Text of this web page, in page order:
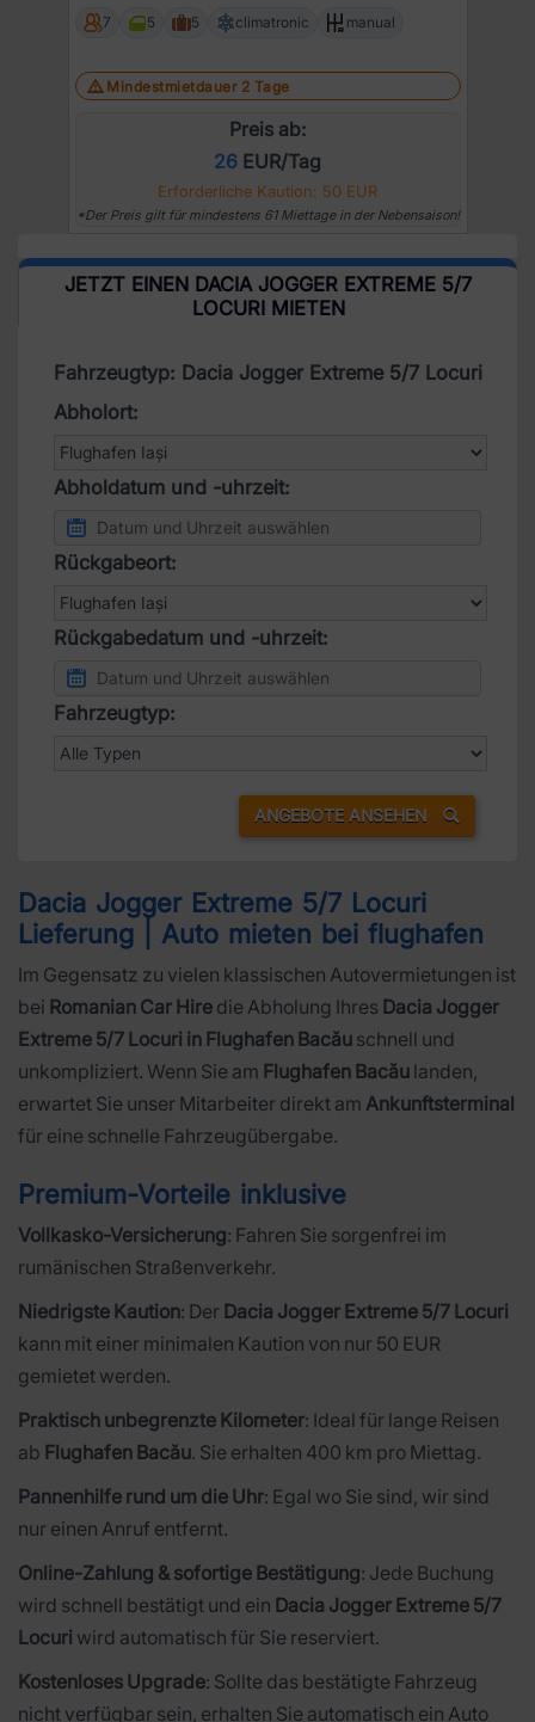
7 5 5 climatronic manual
Mindestmietdauer 2 Tage
Preis ab:
26 EUR/Tag
Erforderliche Kaution: 50 EUR
*Der Preis gilt für mindestens 61 Miettage in der Nebensaison!
JETZT EINEN DACIA JOGGER EXTREME 5/7
LOCURI MIETEN
Fahrzeugtyp: Dacia Jogger Extreme 5/7 Locuri
Abholort:
Abholdatum und -uhrzeit:
Rückgabeort:
Rückgabedatum und -uhrzeit:
Fahrzeugtyp:
ANGEBOTE ANSEHEN
Dacia Jogger Extreme 5/7 Locuri
Lieferung | Auto mieten bei flughafen
Im Gegensatz zu vielen klassischen Autovermietungen ist
bei Romanian Car Hire die Abholung Ihres Dacia Jogger
Extreme 5/7 Locuri in Flughafen Bacău schnell und
unkompliziert. Wenn Sie am Flughafen Bacău landen,
erwartet Sie unser Mitarbeiter direkt am Ankunftsterminal
für eine schnelle Fahrzeugübergabe.
Premium-Vorteile inklusive
Vollkasko-Versicherung: Fahren Sie sorgenfrei im
rumänischen Straßenverkehr.
Niedrigste Kaution: Der Dacia Jogger Extreme 5/7 Locuri
kann mit einer minimalen Kaution von nur 50 EUR
gemietet werden.
Praktisch unbegrenzte Kilometer: Ideal für lange Reisen
ab Flughafen Bacău. Sie erhalten 400 km pro Miettag.
Pannenhilfe rund um die Uhr: Egal wo Sie sind, wir sind
nur einen Anruf entfernt.
Online-Zahlung & sofortige Bestätigung: Jede Buchung
wird schnell bestätigt und ein Dacia Jogger Extreme 5/7
Locuri wird automatisch für Sie reserviert.
Kostenloses Upgrade: Sollte das bestätigte Fahrzeug
nicht verfügbar sein, erhalten Sie automatisch ein Auto